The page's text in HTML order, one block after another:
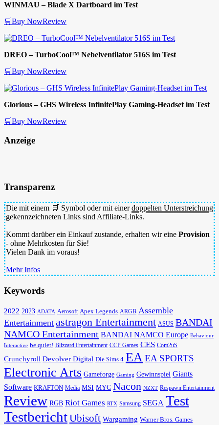
WINMAU – Blade X Dartboard im Test
🛒Buy NowReview
DREO – TurboCool™ Nebelventilator 516S im Test
🛒Buy NowReview
Glorious – GHS Wireless InfinitePlay Gaming-Headset im Test
🛒Buy NowReview
Anzeige
Transparenz
Die mit einem 🛒 Symbol oder mit einerdoppelten Unterstreichung
gekennzeichneten Links sind Affiliate-Links.
Kommt darüber ein Einkauf zustande, erhalten wir eine Provision
- ohne Mehrkosten für Sie!
Vielen Dank im voraus!
Mehr Infos
Keywords
2022 2023 ADATA Aerosoft Apex Legends ARGB Assemble
Entertainment astragon Entertainment ASUS BANDAI
NAMCO Entertainment BANDAI NAMCO Europe Behaviour
Interactive be quiet! Blizzard Entertainment CCP Games CES Com2uS
Crunchyroll Devolver Digital Die Sims 4 EA EA SPORTS
Electronic Arts Gameforge Gaming Gewinnspiel Giants
Software KRAFTON Media MSI MYC Nacon NZXT Respawn Entertainment
Review RGB Riot Games RTX Samsung SEGA Test
TestberichtUbisoft Wargaming Warner Bros. Games